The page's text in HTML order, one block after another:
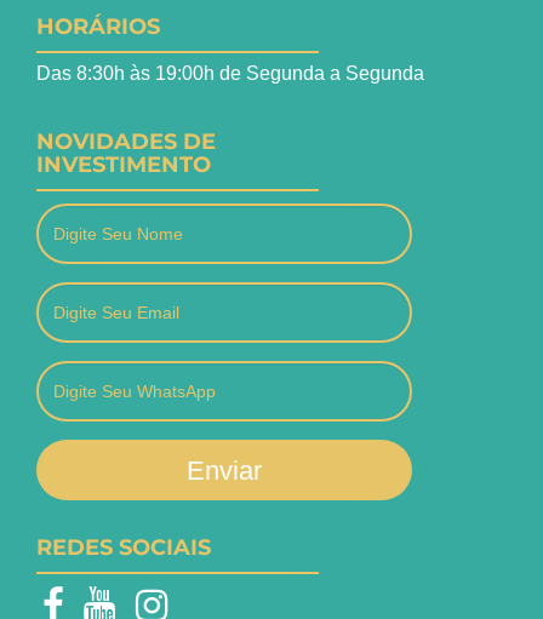
HORÁRIOS
Das 8:30h às 19:00h de Segunda a Segunda
NOVIDADES DE
INVESTIMENTO
Enviar
REDES SOCIAIS